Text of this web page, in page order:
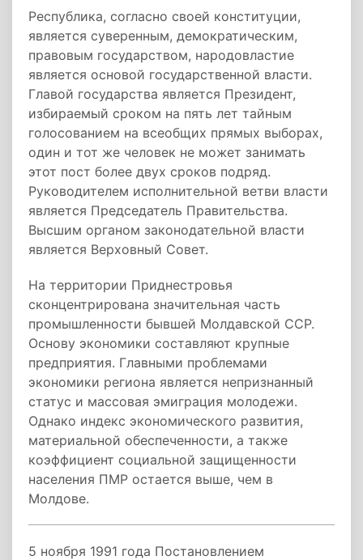
Республика, согласно своей конституции,
является суверенным, демократическим,
правовым государством, народовластие
является основой государственной власти.
Главой государства является Президент,
избираемый сроком на пять лет тайным
голосованием на всеобщих прямых выборах,
один и тот же человек не может занимать
этот пост более двух сроков подряд.
Руководителем исполнительной ветви власти
является Председатель Правительства.
Высшим органом законодательной власти
является Верховный Совет.
На территории Приднестровья
сконцентрирована значительная часть
промышленности бывшей Молдавской ССР.
Основу экономики составляют крупные
предприятия. Главными проблемами
экономики региона является непризнанный
статус и массовая эмиграция молодежи.
Однако индекс экономического развития,
материальной обеспеченности, а также
коэффициент социальной защищенности
населения ПМР остается выше, чем в
Молдове.
5 ноября 1991 года Постановлением